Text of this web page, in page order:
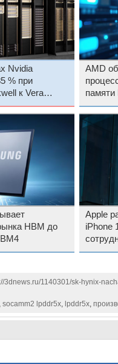
Nvidia
% при
к Vera
в $7,8
AMD
HBM до
Apple
iPhone
3dnews.ru/1140301/sk-hynix-
, socamm2 lpddr5x, lpddr5x,